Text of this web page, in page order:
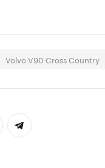
Volvo V90 Cross Country